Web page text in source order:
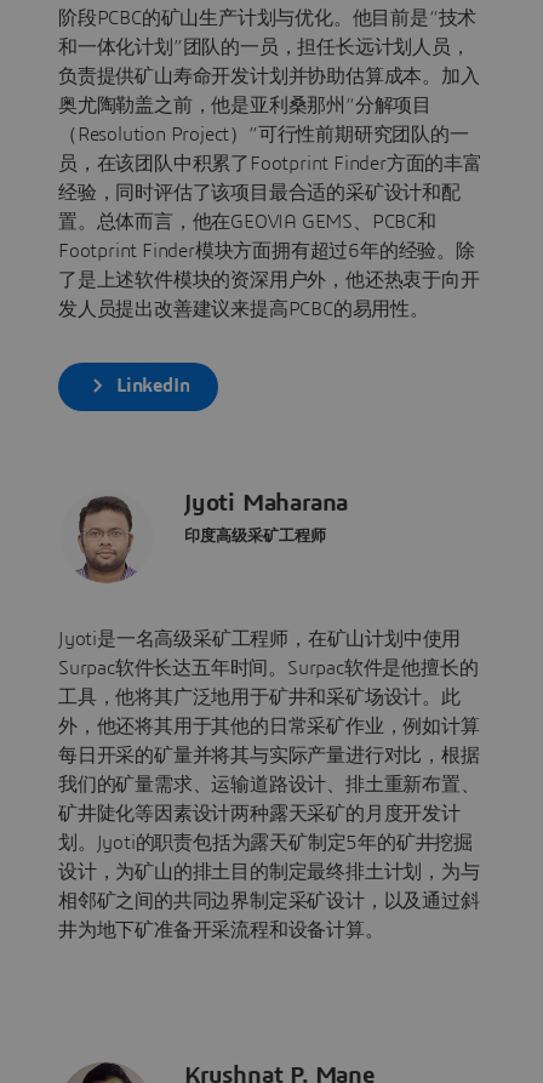
阶段PCBC的矿山生产计划与优化。他目前是“技术
和一体化计划”团队的一员，担任长远计划人员，
负责提供矿山寿命开发计划并协助估算成本。加入
奥尤陶勒盖之前，他是亚利桑那州“分解项目
（Resolution Project）”可行性前期研究团队的一
员，在该团队中积累了Footprint Finder方面的丰富
经验，同时评估了该项目最合适的采矿设计和配
置。总体而言，他在GEOVIA GEMS、PCBC和
Footprint Finder模块方面拥有超过6年的经验。除
了是上述软件模块的资深用户外，他还热衷于向开
发人员提出改善建议来提高PCBC的易用性。
LinkedIn
Jyoti Maharana
印度高级采矿工程师
Jyoti是一名高级采矿工程师，在矿山计划中使用
Surpac软件长达五年时间。Surpac软件是他擅长的
工具，他将其广泛地用于矿井和采矿场设计。此
外，他还将其用于其他的日常采矿作业，例如计算
每日开采的矿量并将其与实际产量进行对比，根据
我们的矿量需求、运输道路设计、排土重新布置、
矿井陡化等因素设计两种露天采矿的月度开发计
划。Jyoti的职责包括为露天矿制定5年的矿井挖掘
设计，为矿山的排土目的制定最终排土计划，为与
相邻矿之间的共同边界制定采矿设计，以及通过斜
井为地下矿准备开采流程和设备计算。
Krushnat P. Mane